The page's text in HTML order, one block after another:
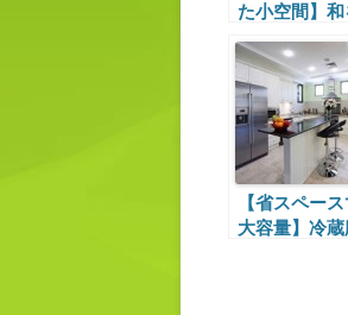
た小空間】
【省スペー
大容量】冷